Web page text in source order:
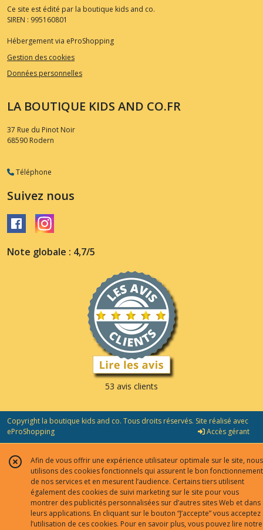
Ce site est édité par la boutique kids and co.
SIREN : 995160801
Hébergement via eProShopping
Gestion des cookies
Données personnelles
LA BOUTIQUE KIDS AND CO.FR
37 Rue du Pinot Noir
68590 Rodern
Téléphone
Suivez nous
Note globale : 4,7/5
53 avis clients
Copyright la boutique kids and co. Tous droits réservés. Site réalisé avec
eProShopping
Accès gérant
Afin de vous offrir une expérience utilisateur optimale sur le site, nous
utilisons des cookies fonctionnels qui assurent le bon fonctionnement
de nos services et en mesurent l’audience. Certains tiers utilisent
également des cookies de suivi marketing sur le site pour vous
montrer des publicités personnalisées sur d’autres sites Web et dans
leurs applications. En cliquant sur le bouton “J’accepte” vous acceptez
l’utilisation de ces cookies. Pour en savoir plus, vous pouvez lire notre